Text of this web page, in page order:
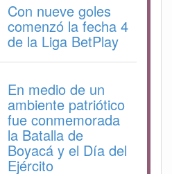
Con nueve goles
comenzó la fecha 4
de la Liga BetPlay
En medio de un
ambiente patriótico
fue conmemorada
la Batalla de
Boyacá y el Día del
Ejército